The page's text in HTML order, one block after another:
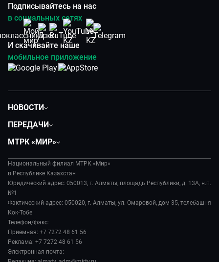
Подписывайтесь на нас
в социальных сетях
И скачивайте наше
мобильное приложение
НОВОСТИ
Экономика
Происшествия
Наука и технологии
Здоровье и медицина
Спорт
Авто
Культура
ПЕРЕДАЧИ
Вместе выгодно
Евразия. Культурно
Евразия. Регионы
Наши иностранцы
Пять причин поехать в...
Сделано в Содружестве
МТРК «МИР»
История
Руководство
Лица мира
Пресса о нас
Карьера
Реклама
Национальный филиал МТРК «Мир»
в Республике Казахстан
Юридический адрес: 050013, г. Алматы, площадь Республики, д. 13А, н.п.
№1
Фактический адрес: 050020, г. Алматы, ул. Омаровой, дом 35, телебашня
Кок-Тобе
Телефон/факс:
Приемная: +7 7272 48 61 56
Реклама: +7 7272 48 61 56
Электронная почта: